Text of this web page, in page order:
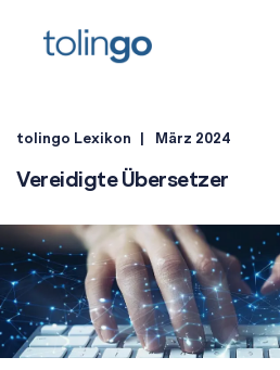
tolingo Lexikon März 2024
Vereidigte Übersetzer